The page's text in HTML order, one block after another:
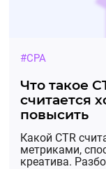
#CPA
Что такое
считается
повысить
Какой CTR
метриками,
креатива.